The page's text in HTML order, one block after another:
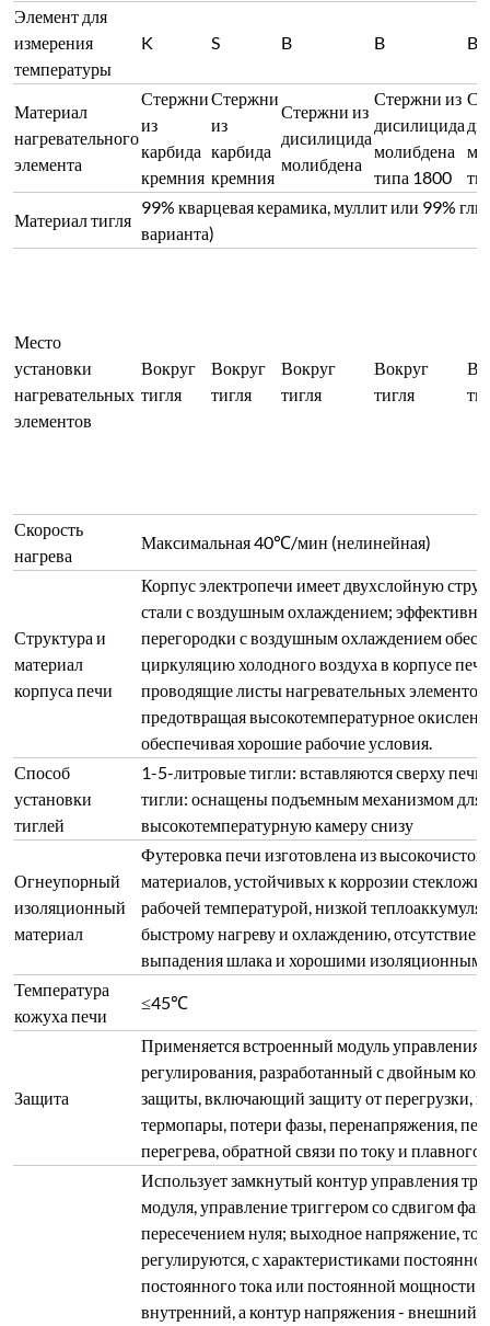
Элемент для
измерения
температуры
K S B B B
Материал
нагревательного
элемента
Стержни
из
карбида
кремния
Стержни
из
карбида
кремния
Стержни из
дисилицида
молибдена
Стержни из
дисилицида
молибдена
типа 1800
Материал тигля
99% кварцевая керамика, муллит или 99%
варианта)
Место
установки
нагревательных
элементов
Вокруг
тигля
Вокруг
тигля
Вокруг
тигля
Вокруг
тигля
Скорость
нагрева
Максимальная 40℃/мин (нелинейная)
Структура и
материал
корпуса печи
Корпус электропечи имеет двухслойную
стали с воздушным охлаждением;
перегородки с воздушным охлаждением
циркуляцию холодного воздуха в корпусе
проводящие листы нагревательных элементов
предотвращая высокотемпературное
обеспечивая хорошие рабочие условия.
Способ
установки
тиглей
1-5-литровые тигли: вставляются сверху
тигли: оснащены подъемным механизмом для
высокотемпературную камеру снизу
Огнеупорный
изоляционный
материал
Футеровка печи изготовлена из
материалов, устойчивых к коррозии
рабочей температурой, низкой
быстрому нагреву и охлаждению,
выпадения шлака и хорошими
Температура
кожуха печи
≤45℃
Защита
Применяется встроенный модуль управления
регулирования, разработанный с двойным
защиты, включающий защиту от перегрузки,
термопары, потери фазы, перенапряжения,
перегрева, обратной связи по току и плавного
Использует замкнутый контур управления
модуля, управление триггером со сдвигом
пересечением нуля; выходное напряжение,
регулируются, с характеристиками
постоянного тока или постоянной мощности;
внутренний, а контур напряжения - внешний.